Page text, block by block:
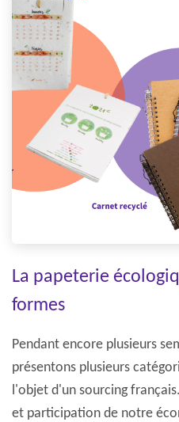
La papeterie
formes
Pendant encore plusieurs
présentons plusieurs
l'objet d'un sourcing
et participation de notre